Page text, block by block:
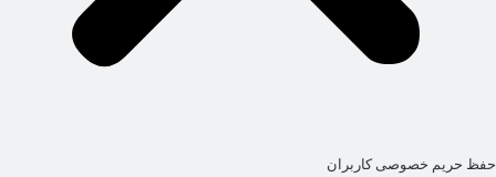
حفظ حریم خصوصی کاربران